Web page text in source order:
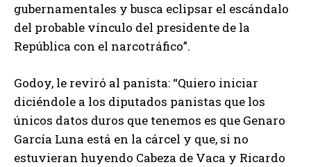
gubernamentales y busca eclipsar el escándalo
del probable vínculo del presidente de la
República con el narcotráfico”.
Godoy, le reviró al panista: “Quiero iniciar
diciéndole a los diputados panistas que los
únicos datos duros que tenemos es que Genaro
García Luna está en la cárcel y que, si no
estuvieran huyendo Cabeza de Vaca y Ricardo